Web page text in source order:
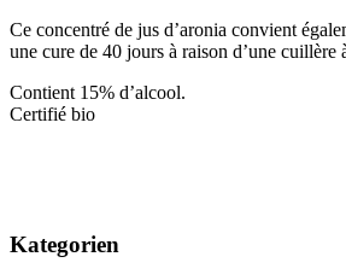
Ce concentré de jus d’aronia convient
une cure de 40 jours à raison d’une cuillère
Contient 15% d’alcool.
Certifié bio
Kategorien